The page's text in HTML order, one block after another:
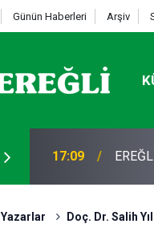
Günün Haberleri Arşiv
13:19 Takla
Yazarlar Doç. Dr. Salih